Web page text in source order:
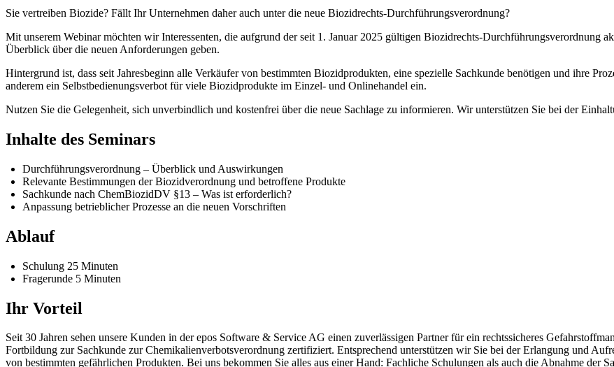
Sie vertreiben Biozide? Fällt Ihr Unternehmen daher auch unter die neue Biozidrechts-Durchführungsverordnung?
Mit unserem Webinar möchten wir Interessenten, die aufgrund der seit 1. Januar 2025 gültigen Biozidrechts-Durchführungsverordnung
Überblick über die neuen Anforderungen geben.
Hintergrund ist, dass seit Jahresbeginn alle Verkäufer von bestimmten Biozidprodukten, eine spezielle Sachkunde benötigen und ihre
anderem ein Selbstbedienungsverbot für viele Biozidprodukte im Einzel- und Onlinehandel ein.
Nutzen Sie die Gelegenheit, sich unverbindlich und kostenfrei über die neue Sachlage zu informieren. Wir unterstützen Sie bei der
Inhalte des Seminars
Durchführungsverordnung – Überblick und Auswirkungen
Relevante Bestimmungen der Biozidverordnung und betroffene Produkte
Sachkunde nach ChemBiozidDV §13 – Was ist erforderlich?
Anpassung betrieblicher Prozesse an die neuen Vorschriften
Ablauf
Schulung 25 Minuten
Fragerunde 5 Minuten
Ihr Vorteil
Seit 30 Jahren sehen unsere Kunden in der epos Software & Service AG einen zuverlässigen Partner für ein rechtssicheres
Fortbildung zur Sachkunde zur Chemikalienverbotsverordnung zertifiziert. Entsprechend unterstützen wir Sie bei der Erlangung und
von bestimmten gefährlichen Produkten. Bei uns bekommen Sie alles aus einer Hand: Fachliche Schulungen als auch die Abnahme der